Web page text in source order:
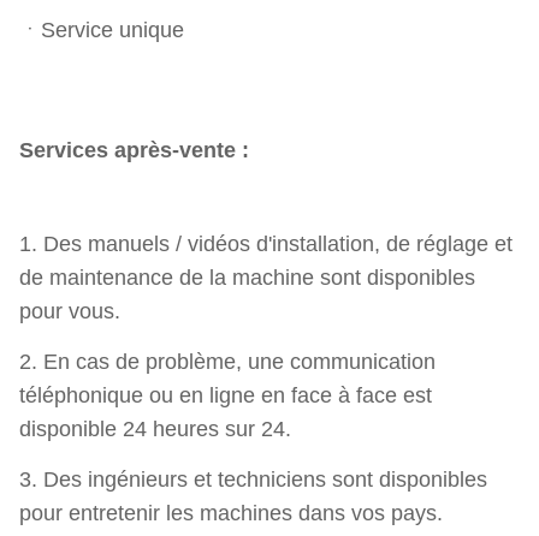
ㆍService unique
Services après-vente :
1. Des manuels / vidéos d'installation, de réglage et
de maintenance de la machine sont disponibles
pour vous.
2. En cas de problème, une communication
téléphonique ou en ligne en face à face est
disponible 24 heures sur 24.
3. Des ingénieurs et techniciens sont disponibles
pour entretenir les machines dans vos pays.